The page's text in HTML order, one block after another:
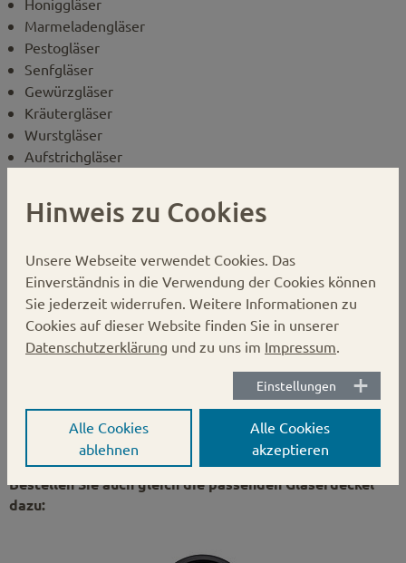
Marmeladengläser
Pestogläser
Senfgläser
Gewürzgläser
Kräutergläser
Wurstgläser
Aufstrichgläser
seine zylindrische Form lässt sich der Inhalt (wie z.B. Wurst
herausstürzen. Die Stoßkante unter dem Drehverschluss
verleiht dem Glas ein einheitliches Bild und
verhindert insbesondere beim Transport sowie bei der
Lagerung das gegeneinanderstoßen der einzelnen Gläser.
auf die Merkliste setzen
Bestellen Sie auch gleich die passenden Gläserdeckel
dazu:
Hinweis zu Cookies
Unsere Webseite verwendet Cookies. Das
Einverständnis in die Verwendung der Cookies können
Sie jederzeit widerrufen. Weitere Informationen zu
Cookies auf dieser Website finden Sie in unserer
Datenschutzerklärung und zu uns im Impressum.
Einstellungen
Alle Cookies
ablehnen
Alle Cookies
akzeptieren